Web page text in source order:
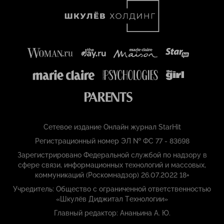
Сетевое издание Онлайн журнал StarHit
Регистрационный номер ЭЛ № ФС 77 - 83698
Зарегистрировано Федеральной службой по надзору в
сфере связи, информационных технологий и массовых,
коммуникаций (Роскомнадзор) 26.07.2022 18+
Учредитель: Общество с ограниченной ответственностью
«Шкулёв Диджитал Технологии»
Главный редактор: Ананьина А. Ю.